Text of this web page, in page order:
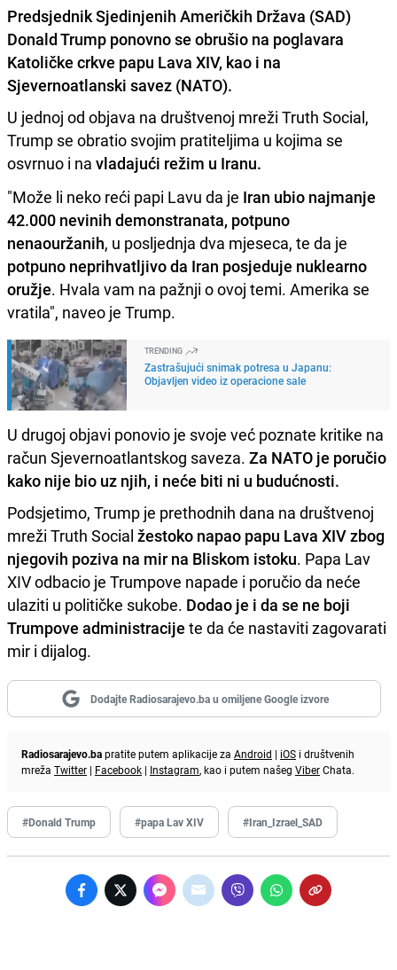
Predsjednik Sjedinjenih Američkih Država (SAD)
Donald Trump ponovno se obrušio na poglavara
Katoličke crkve papu Lava XIV, kao i na
Sjevernoatlanski savez (NATO).
U jednoj od objava na društvenoj mreži Truth Social,
Trump se obratio svojim pratiteljima u kojima se
osvrnuo i na vladajući režim u Iranu.
"Može li neko reći papi Lavu da je Iran ubio najmanje
42.000 nevinih demonstranata, potpuno
nenaouržanih, u posljednja dva mjeseca, te da je
potpuno neprihvatljivo da Iran posjeduje nuklearno
oružje. Hvala vam na pažnji o ovoj temi. Amerika se
vratila", naveo je Trump.
TRENDING
Zastrašujući snimak potresa u Japanu:
Objavljen video iz operacione sale
U drugoj objavi ponovio je svoje već poznate kritike na
račun Sjevernoatlantskog saveza. Za NATO je poručio
kako nije bio uz njih, i neće biti ni u budućnosti.
Podsjetimo, Trump je prethodnih dana na društvenoj
mreži Truth Social žestoko napao papu Lava XIV zbog
njegovih poziva na mir na Bliskom istoku. Papa Lav
XIV odbacio je Trumpove napade i poručio da neće
ulaziti u političke sukobe. Dodao je i da se ne boji
Trumpove administracije te da će nastaviti zagovarati
mir i dijalog.
Dodajte Radiosarajevo.ba u omiljene Google izvore
Radiosarajevo.bapratite putem aplikacije za Android | iOS i društvenih
mreža Twitter | Facebook | Instagram, kao i putem našeg ViberChata.
#Donald Trump #papa Lav XIV #Iran_Izrael_SAD